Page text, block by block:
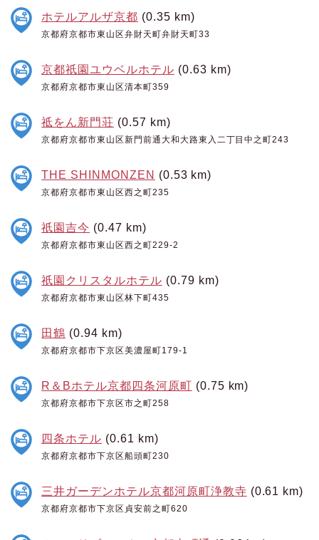
ホテルアルザ京都 (0.35 km)
京都府京都市東山区弁財天町弁財天町33
京都祇園ユウベルホテル (0.63 km)
京都府京都市東山区清本町359
祗をん新門荘 (0.57 km)
京都府京都市東山区新門前通大和大路東入二丁目中之町243
THE SHINMONZEN (0.53 km)
京都府京都市東山区西之町235
祇園吉今 (0.47 km)
京都府京都市東山区西之町229-2
祇園クリスタルホテル (0.79 km)
京都府京都市東山区林下町435
田鶴 (0.94 km)
京都府京都市下京区美濃屋町179-1
R＆Bホテル京都四条河原町 (0.75 km)
京都府京都市下京区市之町258
四条ホテル (0.61 km)
京都府京都市下京区船頭町230
三井ガーデンホテル京都河原町浄教寺 (0.61 km)
京都府京都市下京区貞安前之町620